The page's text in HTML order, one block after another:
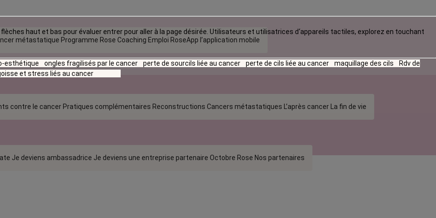
métastatique Programme Rose Coaching Emploi RoseApp l’application mobile
contre le cancer Pratiques complémentaires Reconstructions Cancers métastatiques L’après cancer La fin de vie
Je deviens ambassadrice Je deviens une entreprise partenaire Octobre Rose Nos partenaires
haut et bas pour évaluer entrer pour aller à la page désirée. Utilisateurs et utilisatrices d‘appareils tactiles, explorez en touchant
esthétique ongles fragilisés par le cancer perte de sourcils liée au cancer perte de cils liée au cancer maquillage des cils
Rdv de
et stress liés au cancer